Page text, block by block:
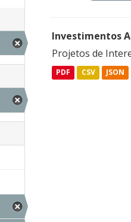
Investimentos
Projetos de
PDF CSV JSON